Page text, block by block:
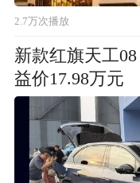
2.7万次播放
新款红旗天工
益价17.98万元